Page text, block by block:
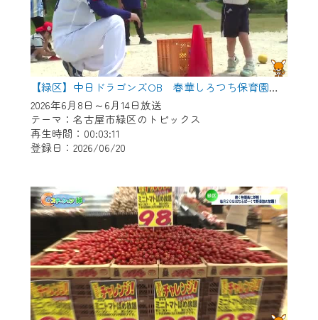
【緑区】中日ドラゴンズOB 春華しろつち保育園で野球教室
2026年6月8日～6月14日放送
テーマ：名古屋市緑区のトピックス
再生時間：00:03:11
登録日：2026/06/20